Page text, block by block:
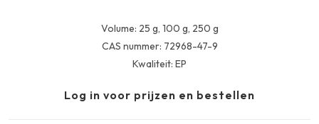
Volume: 25 g, 100 g, 250 g
CAS nummer: 72968-47-9
Kwaliteit: EP
Log in voor prijzen en bestellen